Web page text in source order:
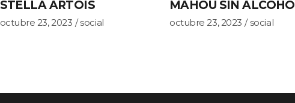
STELLA ARTOIS
octubre 23, 2023 social
MAHOU SIN
octubre 23, 2023 social